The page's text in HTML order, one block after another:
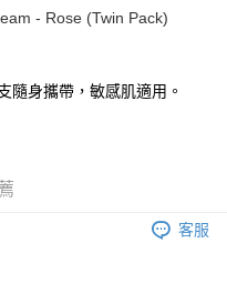
天送達
- Rose (Twin Pack)
隨身攜帶，敏感肌適用。
客服